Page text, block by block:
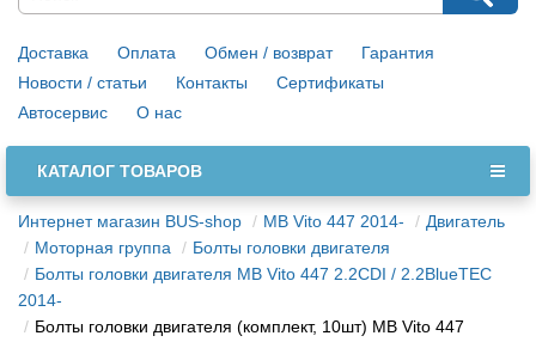
Доставка Оплата Обмен / возврат
Гарантия
Новости / статьи
Контакты
Сертификаты
Автосервис
О нас
КАТАЛОГ ТОВАРОВ
Интернет магазин BUS-shop MB Vito 447 2014-
Двигатель
Моторная группа
Болты головки двигателя
Болты головки двигателя MB Vito 447 2.2CDI / 2.2BlueTEC
2014-
Болты головки двигателя (комплект, 10шт) MB Vito 447